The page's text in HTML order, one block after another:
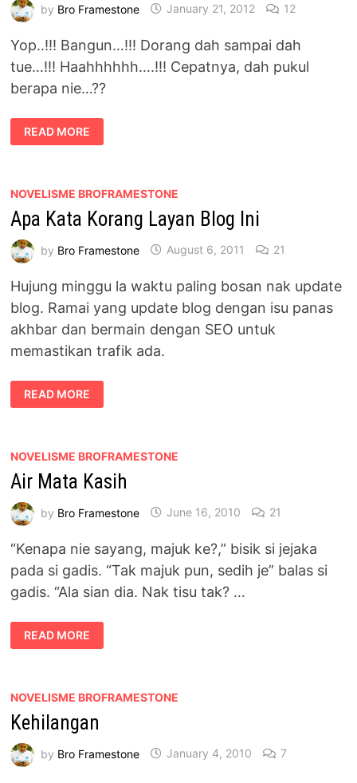
by Bro Framestone January 21, 2012 12
Yop..!!! Bangun…!!! Dorang dah sampai dah
tue…!!! Haahhhhhh….!!! Cepatnya, dah pukul
berapa nie…??
RILEK
LA..!!
BUKAN
BERTUNANG
READ MORE
NOVELISME BROFRAMESTONE
Apa Kata Korang Layan Blog Ini
by Bro Framestone August 6, 2011 21
Hujung minggu la waktu paling bosan nak update
blog. Ramai yang update blog dengan isu panas
akhbar dan bermain dengan SEO untuk
memastikan trafik ada.
APA
KATA
KORANG
READ MORE
NOVELISME BROFRAMESTONE
Air Mata Kasih
by Bro Framestone June 16, 2010 21
“Kenapa nie sayang, majuk ke?,” bisik si jejaka
pada si gadis. “Tak majuk pun, sedih je” balas si
gadis. “Ala sian dia. Nak tisu tak? …
AIR
MATA
KASIH
READ MORE
NOVELISME BROFRAMESTONE
Kehilangan
by Bro Framestone January 4, 2010 7